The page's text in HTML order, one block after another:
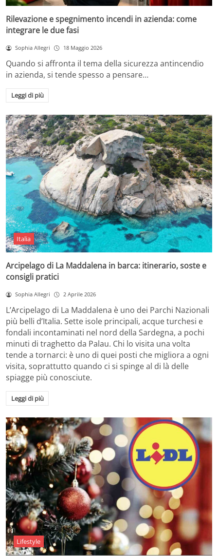
Rilevazione e spegnimento incendi in azienda: come
integrare le due fasi
Sophia Allegri 18 Maggio 2026
Quando si affronta il tema della sicurezza antincendio
in azienda, si tende spesso a pensare…
Leggi di più
Italia
Arcipelago di La Maddalena in barca: itinerario, soste e
consigli pratici
Sophia Allegri 2 Aprile 2026
L’Arcipelago di La Maddalena è uno dei Parchi Nazionali
più belli d’Italia. Sette isole principali, acque turchesi e
fondali incontaminati nel nord della Sardegna, a pochi
minuti di traghetto da Palau. Chi lo visita una volta
tende a tornarci: è uno di quei posti che migliora a ogni
visita, soprattutto quando ci si spinge al di là delle
spiagge più conosciute.
Leggi di più
Lifestyle